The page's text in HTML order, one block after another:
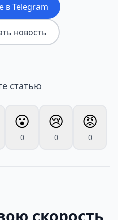
в Telegram
новость
статью
😮
0
😢
0
😡
0